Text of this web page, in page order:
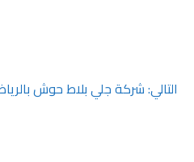
التالي:شركة جلي بلاط حوش بالرياض